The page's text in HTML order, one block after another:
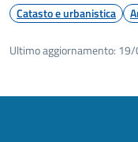
Catasto e urbanistica
Ultimo aggiornamento: 19/